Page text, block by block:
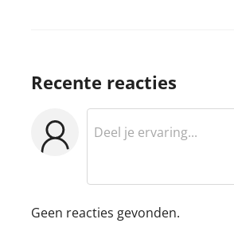
Recente reacties
Geen reacties gevonden.